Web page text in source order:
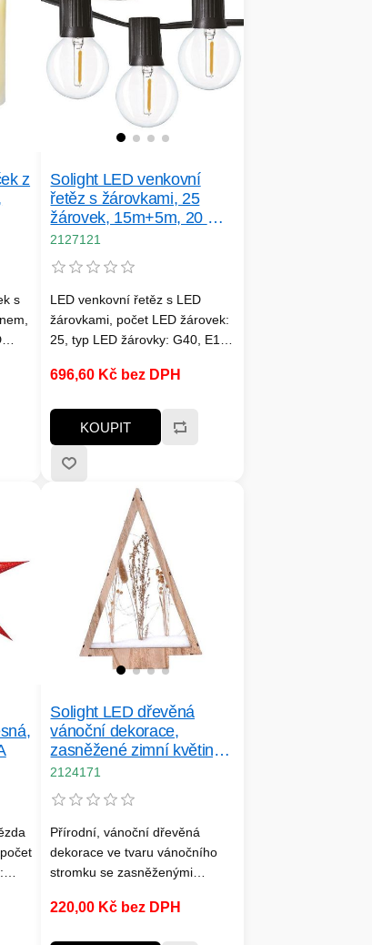
z
s
Solight LED venkovní
řetěz s žárovkami, 25
žárovek, 15m+5m, 20 W,
teplá bílá
2127121
LED venkovní řetěz s LED
žárovkami, počet LED žárovek:
25, typ LED žárovky: G40, E12,
3000K (teplá bílá), celkový
tok: 750lm (25x 30lm), index
podání barev: CRi>80, vnitřní i
venkovní použití, vzdálenost
žárovek: 60cm, délka
osvětleného kabelu: 15m, délka
přívodního kabelu: 5m
696,60 Kč bez DPH
KOUPIT
Solight LED dřevěná
vánoční dekorace,
zasněžené zimní květiny,
37cm, 2x AA
2124171
Přírodní, vánoční dřevěná
dekorace ve tvaru vánočního
stromku se zasněženými
tenkým LED řetízkem, počet
220,00 Kč bez DPH